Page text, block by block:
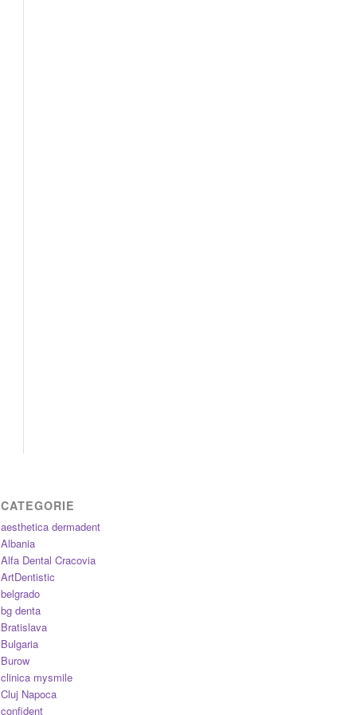
CATEGORIE
aesthetica dermadent
Albania
Alfa Dental Cracovia
ArtDentistic
belgrado
bg denta
Bratislava
Bulgaria
Burow
clinica mysmile
Cluj Napoca
confident